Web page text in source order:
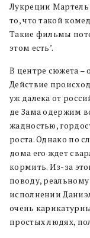
Лукреции Мартель
то, что такой
Такие фильмы
этом есть’.
В центре сюжета
Действие
уж далека от
де Зама одержим
жадностью,
роста. Однако по
дома его ждет
кормить. Из-за
поводу,
исполнении
очень
простых людях,